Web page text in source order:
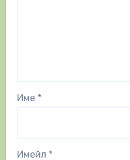
Име *
Имейл *